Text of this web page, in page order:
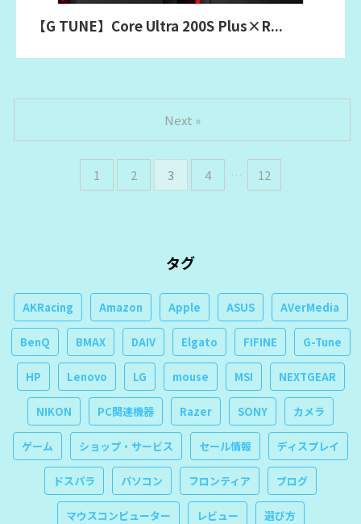
【G TUNE】Core Ultra 200S Plus×R...
1 2 3 4 … 12
Next »
タグ
AKRacing Amazon Apple ASUS AVerMedia
BenQ BMAX DAIV Elgato FIFINE G-Tune
HP Lenovo LG mouse MSI NEXTGEAR
NIKON PC関連機器 Razer SONY カメラ
ゲーム ショップ・サービス セール情報 ディスプレイ
ドスパラ パソコン フロンティア ブログ
マウスコンピューター レビュー 選び方